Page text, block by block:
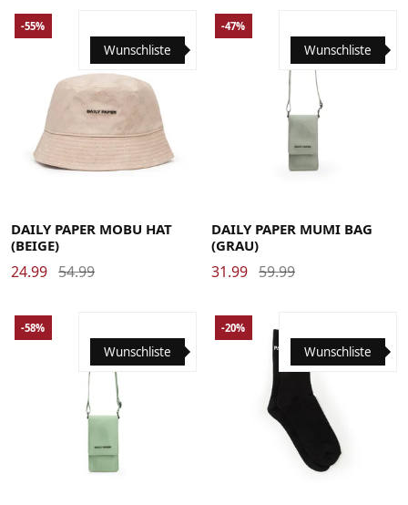
Wunschliste
-55%
DAILY PAPER MOBU HAT
(BEIGE)
24.99 54.99
Wunschliste
-47%
DAILY PAPER MUMI BAG
(GRAU)
31.99 59.99
Wunschliste
-58%
Wunschliste
-20%